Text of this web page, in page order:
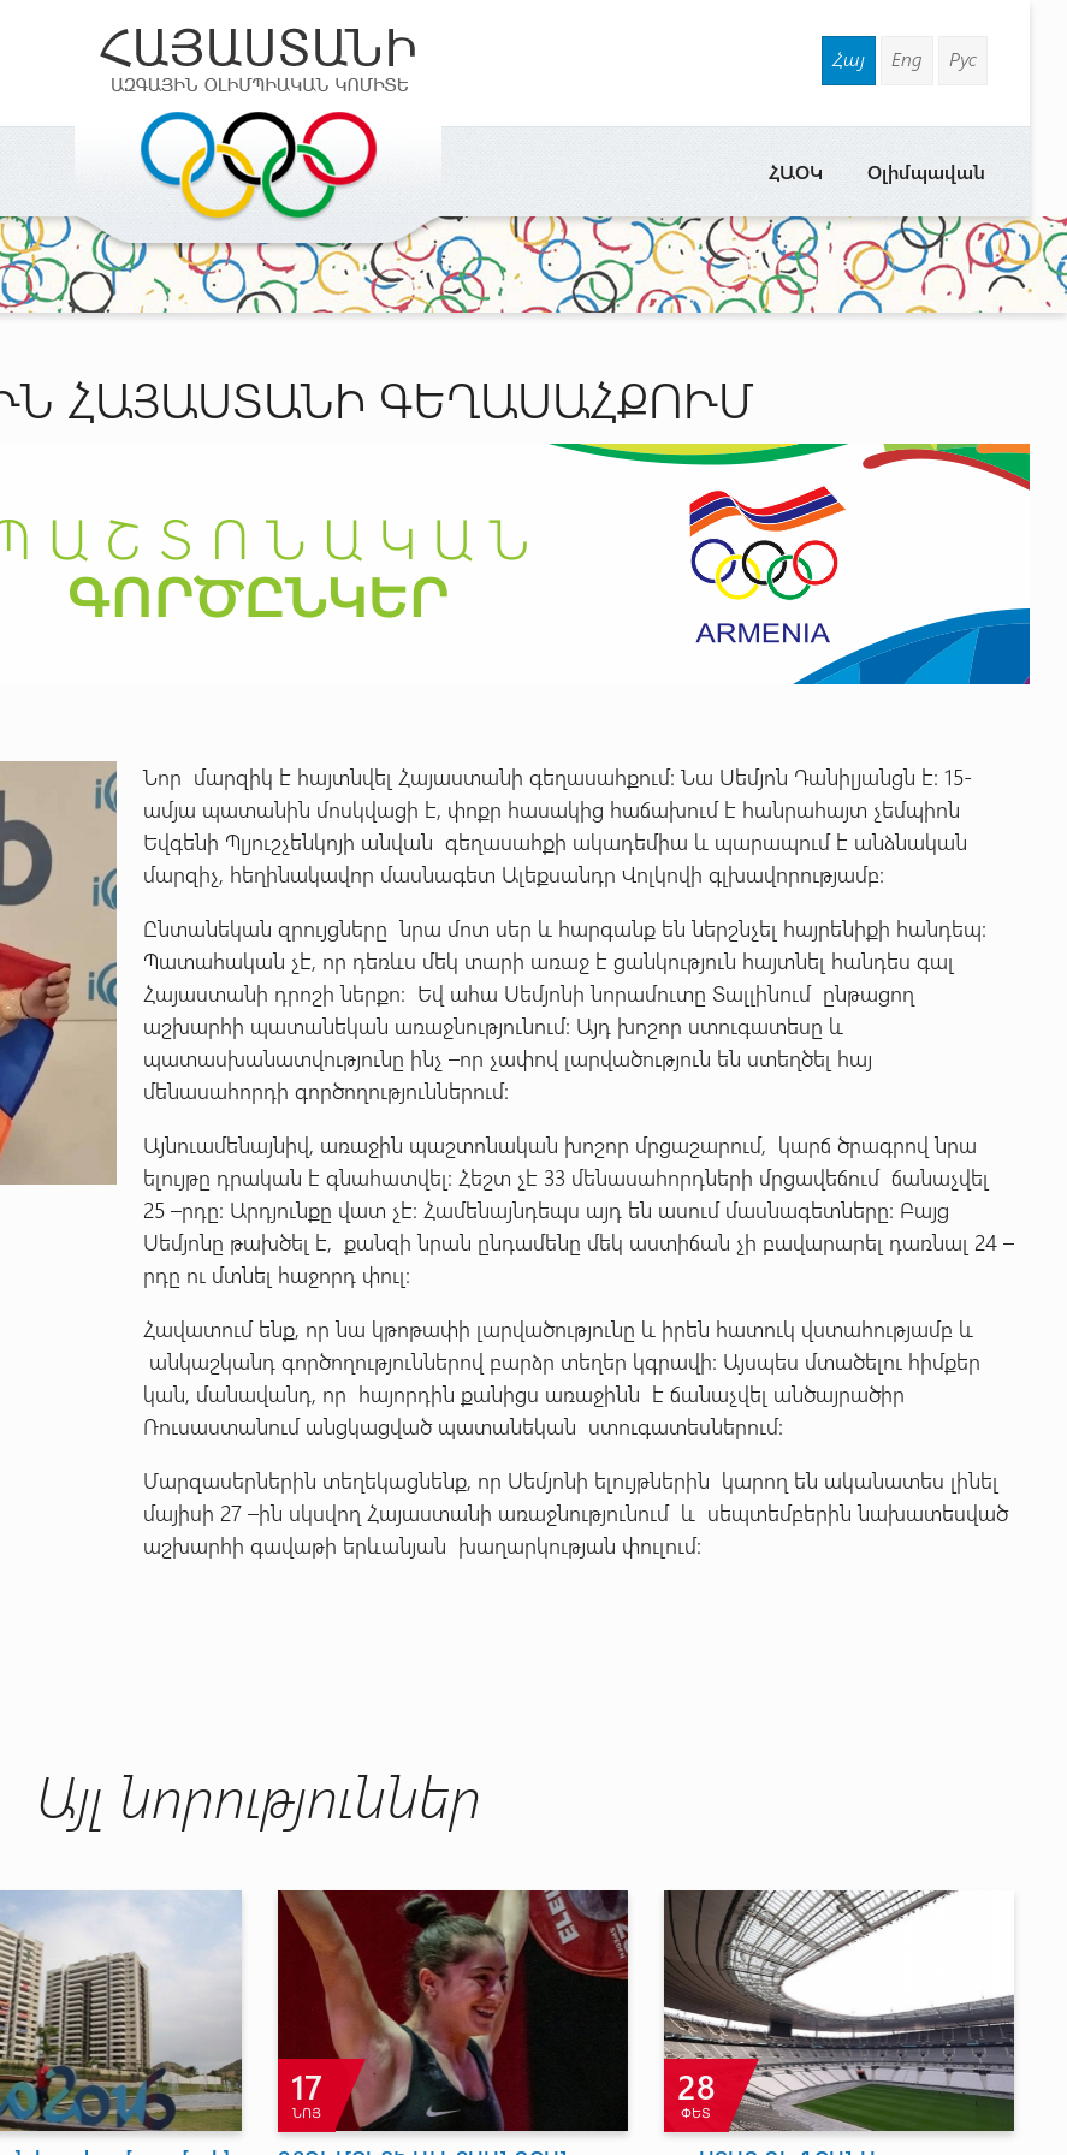
Հայ Eng Рус
Օլիմպավան
ՀԱՕԿ
ՀԱՅԱՍՏԱՆԻ ԳԵՂԱՍԱՀՔՈՒՄ
Նոր մարզիկ է հայտնվել Հայաստանի գեղասահքում: Նա Սեմյոն Դանիլյանցն է: 15-
ամյա պատանին մոսկվացի է, փոքր հասակից հաճախում է հանրահայտ չեմպիոն
Եվգենի Պլյուշչենկոյի անվան գեղասահքի ակադեմիա և պարապում է անձնական
մարզիչ, հեղինակավոր մասնագետ Ալեքսանդր Վոլկովի գլխավորությամբ:
Ընտանեկան զրույցները նրա մոտ սեր և հարգանք են ներշնչել հայրենիքի հանդեպ:
Պատահական չէ, որ դեռևս մեկ տարի առաջ է ցանկություն հայտնել հանդես գալ
Հայաստանի դրոշի ներքո: Եվ ահա Սեմյոնի նորամուտը Տալլինում ընթացող
աշխարհի պատանեկան առաջնությունում: Այդ խոշոր ստուգատեսը և
պատասխանատվությունը ինչ –որ չափով լարվածություն են ստեղծել հայ
մենասահորդի գործողություններում:
Այնուամենայնիվ, առաջին պաշտոնական խոշոր մրցաշարում, կարճ ծրագրով նրա
ելույթը դրական է գնահատվել: Հեշտ չէ 33 մենասահորդների մրցավեճում ճանաչվել
25 –րդը: Արդյունքը վատ չէ: Համենայնդեպս այդ են ասում մասնագետները: Բայց
Սեմյոնը թախծել է, քանզի նրան ընդամենը մեկ աստիճան չի բավարարել դառնալ 24 –
րդը ու մտնել հաջորդ փուլ:
Հավատում ենք, որ նա կթոթափի լարվածությունը և իրեն հատուկ վստահությամբ և
անկաշկանդ գործողություններով բարձր տեղեր կգրավի: Այսպես մտածելու հիմքեր
կան, մանավանդ, որ հայորդին քանիցս առաջինն է ճանաչվել անծայրածիր
Ռուսաստանում անցկացված պատանեկան ստուգատեսներում:
Մարզասերներին տեղեկացնենք, որ Սեմյոնի ելույթներին կարող են ականատես լինել
մայիսի 27 –ին սկսվող Հայաստանի առաջնությունում և սեպտեմբերին նախատեսված
աշխարհի գավաթի երևանյան խաղարկության փուլում:
Այլ նորություններ
17
ՆՈՅ
28
ՓԵՏ